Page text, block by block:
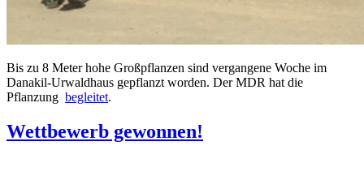
Bis zu 8 Meter hohe Großpflanzen sind vergangene Woche im
Danakil-Urwaldhaus gepflanzt worden. Der MDR hat die
Pflanzung begleitet.
Wettbewerb gewonnen!